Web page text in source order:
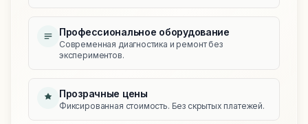
Профессиональное оборудование
Современная диагностика и ремонт без
экспериментов.
Прозрачные цены
Фиксированная стоимость. Без скрытых платежей.